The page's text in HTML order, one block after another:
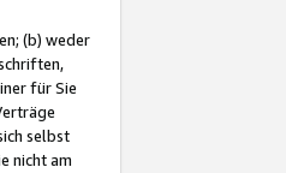
(b) weder
für Sie
selbst
nicht am